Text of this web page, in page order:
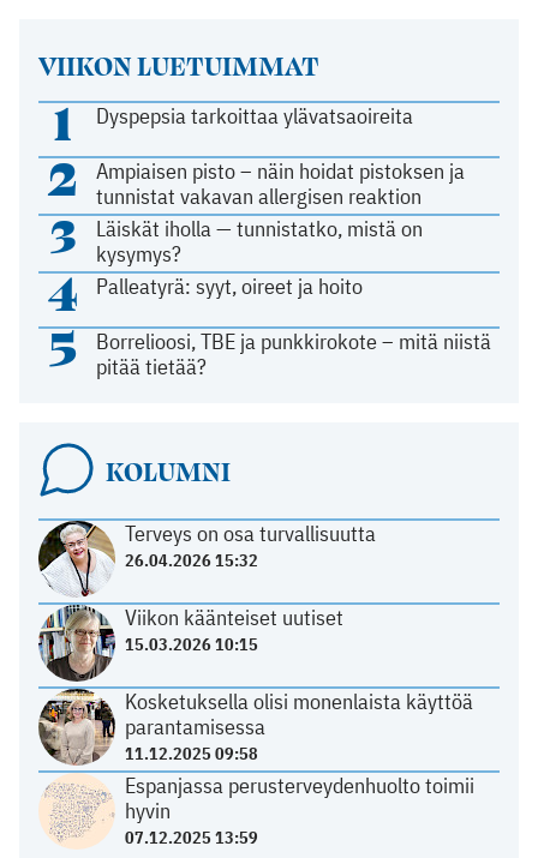
VIIKON LUETUIMMAT
1 Dyspepsia tarkoittaa ylävatsaoireita
2
Ampiaisen pisto – näin hoidat pistoksen ja
tunnistat vakavan allergisen reaktion
3
Läiskät iholla — tunnistatko, mistä on
kysymys?
4 Palleatyrä: syyt, oireet ja hoito
5
Borrelioosi, TBE ja punkkirokote – mitä niistä
pitää tietää?
KOLUMNI
Terveys on osa turvallisuutta
26.04.2026 15:32
Viikon käänteiset uutiset
15.03.2026 10:15
Kosketuksella olisi monenlaista käyttöä
parantamisessa
11.12.2025 09:58
Espanjassa perusterveydenhuolto toimii
hyvin
07.12.2025 13:59